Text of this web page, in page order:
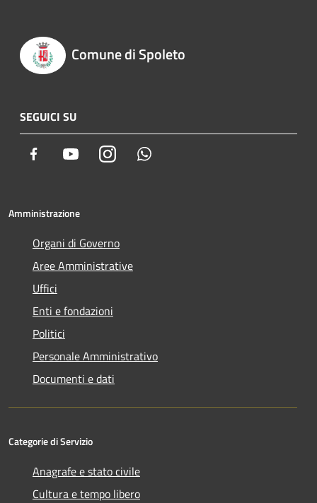
Comune di Spoleto
SEGUICI SU
Facebook YoutubeInstagram
Amministrazione
Organi di Governo
Aree Amministrative
Uffici
Enti e fondazioni
Politici
Personale Amministrativo
Documenti e dati
Categorie di Servizio
Anagrafe e stato civile
Cultura e tempo libero